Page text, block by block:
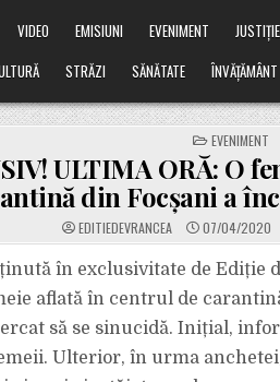
VIDEO EMISIUNI EVENIMENT JUSTIȚIE
STRĂZI SĂNĂTATE ÎNVĂȚĂMÂNT
POSTED
IN
EVENIMENT
ULTIMA ORĂ: O
din Focșani a
EDITIEDEVRANCEA 07/04/2020
în exclusivitate de Ediție
aflată în centrul de
să se sinucidă. Inițial,
Ulterior, în urma